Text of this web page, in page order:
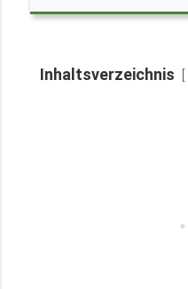
Inhaltsverzeichnis